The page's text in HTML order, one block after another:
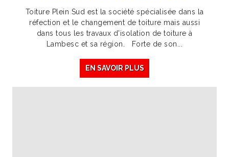
Toiture Plein Sud est la société spécialisée dans la
réfection et le changement de toiture mais aussi
dans tous les travaux d'isolation de toiture à
Lambesc et sa région. Forte de son...
EN SAVOIR PLUS